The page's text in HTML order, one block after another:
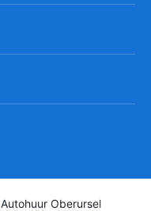
Autohuur Oberursel